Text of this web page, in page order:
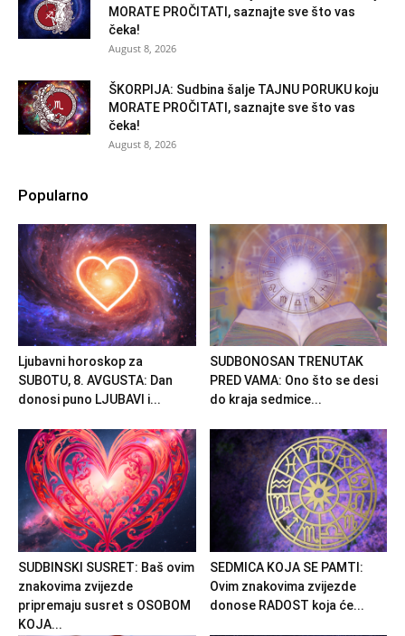
MORATE PROČITATI, saznajte sve što vas
čeka!
August 8, 2026
ŠKORPIJA: Sudbina šalje TAJNU PORUKU koju
MORATE PROČITATI, saznajte sve što vas
čeka!
August 8, 2026
Popularno
Ljubavni horoskop za
SUBOTU, 8. AVGUSTA: Dan
donosi puno LJUBAVI i...
SUDBONOSAN TRENUTAK
PRED VAMA: Ono što se desi
do kraja sedmice...
SUDBINSKI SUSRET: Baš ovim
znakovima zvijezde
pripremaju susret s OSOBOM
KOJA...
SEDMICA KOJA SE PAMTI:
Ovim znakovima zvijezde
donose RADOST koja će...